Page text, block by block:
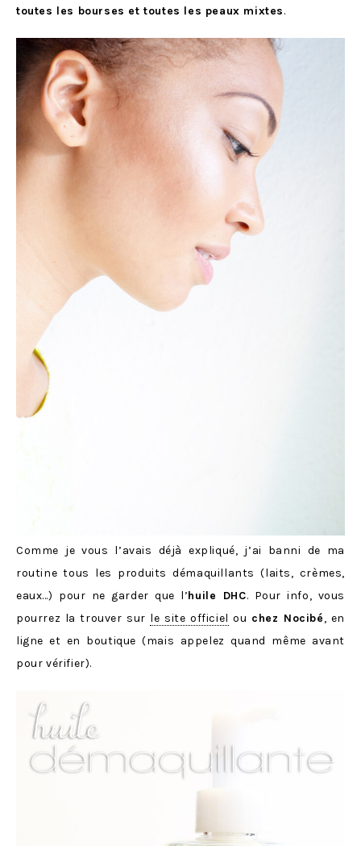
toutes les bourses et toutes les peaux mixtes.
Comme je vous l’avais déjà expliqué, j’ai banni de ma
routine tous les produits démaquillants (laits, crèmes,
eaux…) pour ne garder que l’huile DHC. Pour info, vous
pourrez la trouver sur le site officiel ou chez Nocibé, en
ligne et en boutique (mais appelez quand même avant
pour vérifier).